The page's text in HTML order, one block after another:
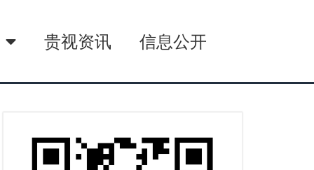
贵视资讯 信息公开